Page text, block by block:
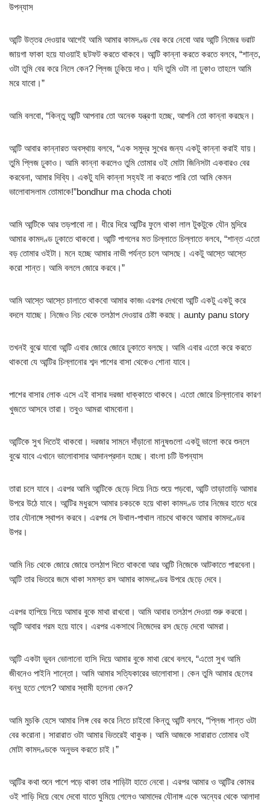
উপন্যাস
আন্টি উত্তর দেওয়ার আগেই আমি আমার কামদণ্ড বের করে নেবো আর আন্টি নিজের ভরাট
জায়গা ফাকা হয়ে যাওয়াই ছটফট করতে থাকবে। আন্টি কান্না করতে করতে বলবে, “শান্ত,
ওটা তুমি বের করে নিলে কেন? প্লিজ ঢুকিয়ে দাও। যদি তুমি ওটা না ঢুকাও তাহলে আমি
মরে যাবো।”
আমি বলবো, “কিন্তু আন্টি আপনার তো অনেক যন্ত্রণা হচ্ছে, আপনি তো কান্না করছেন।
আন্টি আবার কান্নারত অবস্থায় বলবে, “এক সমুদ্র সুখের জন্য একটু কান্না করাই যায়।
তুমি প্লিজ ঢুকাও। আমি কান্না করলেও তুমি তোমার ওই মোটা জিনিসটা একবারও বের
করবেনা, আমার দিব্যি। একটু যদি কান্না সহ্যই না করতে পারি তো আমি কেমন
ভালোবাসলাম তোমাকে!”bondhur ma choda choti
আমি আন্টিকে আর তড়পাবো না। ধীরে দিরে আন্টির ফুলে থাকা লাল টুকটুকে যৌন মন্দিরে
আমার কামদণ্ড ঢুকাতে থাকবো। আন্টি পাগলের মত চিল্লাতে চিল্লাতে বলবে, “শান্ত এতো
বড় তোমার ওইটা। মনে হচ্ছে আমার নাভী পর্যন্ত চলে আসছে। একটু আস্তে আস্তে
করো শান্ত। আমি বললে জোরে করবে।”
আমি আস্তে আস্তে চালাতে থাকবো আমার কাজ৷ এরপর দেখবো আন্টি একটু একটু করে
বদলে যাচ্ছে। নিজেও নিচ থেকে তলঠাপ দেওয়ার চেষ্টা করছে। aunty panu story
তখনই বুঝে যাবো আন্টি এবার জোরে জোরে ঢুকাতে বলছে। আমি এবার এতো করে করতে
থাকবো যে আন্টির চিল্লানোর শব্দ পাশের বাসা থেকেও শোনা যাবে।
পাশের বাসার লোক এসে এই বাসার দরজা ধাক্কাতে থাকবে। এতো জোরে চিল্লানোর কারণ
খুজতে আসবে তারা। তবুও আমরা থামবোনা।
আন্টিকে সুখ দিতেই থাকবো। দরজার সামনে দাঁড়ানো মানুষগুলো একটু ভালো করে শুনলে
বুঝে যাবে এখানে ভালোবাসার আদানপ্রদান হচ্ছে। বাংলা চটি উপন্যাস
তারা চলে যাবে। এরপর আমি আন্টিকে ছেড়ে দিয়ে নিচে শুয়ে পড়বো, আন্টি তাড়াতাড়ি আমার
উপরে উঠে যাবে। আন্টির মধুরসে আমার চকচকে হয়ে থাকা কামদণ্ড তার নিজের হাতে ধরে
তার যৌনাঙ্গে স্থাপন করবে। এরপর সে উথাল-পাথাল নাচথে থাকবে আমার কামদণ্ডের
উপর।
আমি নিচ থেকে জোরে জোরে তলঠাপ দিতে থাকবো আর আন্টি নিজেকে আটকাতে পারবেনা।
আন্টি তার ভিতরে জমে থাকা সমস্ত রস আমার কামদণ্ডের উপরে ছেড়ে দেবে।
এরপর হাপিয়ে গিয়ে আমার বুকে মাথা রাখবো। আমি আবার তলঠাপ দেওয়া শুরু করবো।
আন্টি আবার গরম হয়ে যাবে। এরপর একসাথে নিজেদের রস ছেড়ে দেবো আমরা।
আন্টি একটা ভুবন ভোলানো হাসি দিয়ে আমার বুকে মাথা রেখে বলবে, “এতো সুখ আমি
জীবনেও পাইনি শান্তো। আমি আমার সত্যিকারের ভালোবাসা। কেন তুমি আমার ছেলের
বন্ধু হতে গেলে? আমার স্বামী হলেনা কেন?
আমি মুচকি হেসে আমার লিঙ্গ বের করে নিতে চাইবো কিন্তু আন্টি বলবে, “প্লিজ শান্ত ওটা
বের করোনা। সারারাত ওটা আমার ভিতরেই থাকুক। আমি আজকে সারারাত তোমার ওই
মোটা কামদণ্ডকে অনুভব করতে চাই।”
আন্টির কথা শুনে পাশে পড়ে থাকা তার শাড়িটা হাতে নেবো। এরপর আমার ও আন্টির কোমর
ওই শাড়ি দিয়ে বেধে দেবো যাতে ঘুমিয়ে গেলেও আমাদের যৌনাঙ্গ একে অন্যের থেকে আলাদা